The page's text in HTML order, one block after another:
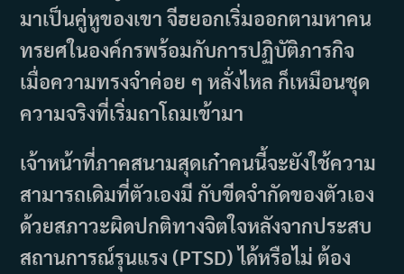
มาเป็นคู่หูของเขา จีฮยอกเริ่มออกตามหาคน
ทรยศในองค์กรพร้อมกับการปฏิบัติภารกิจ
เมื่อความทรงจำค่อย ๆ หลั่งไหล ก็เหมือนชุด
ความจริงที่เริ่มถาโถมเข้ามา
เจ้าหน้าที่ภาคสนามสุดเก๋าคนนี้จะยังใช้ความ
สามารถเดิมที่ตัวเองมี กับขีดจำกัดของตัวเอง
ด้วยสภาวะผิดปกติทางจิตใจหลังจากประสบ
สถานการณ์รุนแรง (PTSD) ได้หรือไม่ ต้อง